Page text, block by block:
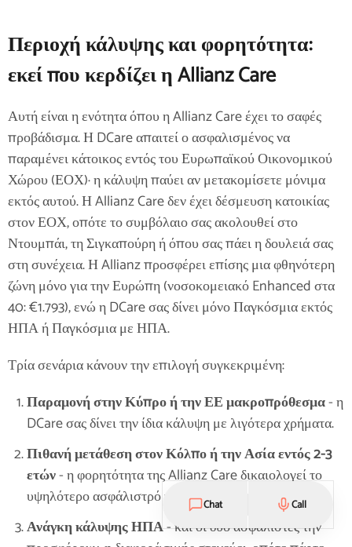
Περιοχή κάλυψης και φορητότητα:
εκεί που κερδίζει η Allianz Care
Αυτή είναι η ενότητα όπου η Allianz Care έχει το σαφές
προβάδισμα. Η DCare απαιτεί ο ασφαλισμένος να
παραμένει κάτοικος εντός του Ευρωπαϊκού Οικονομικού
Χώρου (ΕΟΧ)· η κάλυψη παύει αν μετακομίσετε μόνιμα
εκτός αυτού. Η Allianz Care δεν έχει δέσμευση κατοικίας
στον ΕΟΧ, οπότε το συμβόλαιο σας ακολουθεί στο
Ντουμπάι, τη Σιγκαπούρη ή όπου σας πάει η δουλειά σας
στη συνέχεια. Η Allianz προσφέρει επίσης μια φθηνότερη
ζώνη μόνο για την Ευρώπη (νοσοκομειακό Enhanced στα
40: €1.793), ενώ η DCare σας δίνει μόνο Παγκόσμια εκτός
ΗΠΑ ή Παγκόσμια με ΗΠΑ.
Τρία σενάρια κάνουν την επιλογή συγκεκριμένη:
Παραμονή στην Κύπρο ή την ΕΕ μακροπρόθεσμα- η
DCare σας δίνει την ίδια κάλυψη με λιγότερα χρήματα.
Πιθανή μετάθεση στον Κόλπο ή την Ασία εντός 2-3
ετών- η φορητότητα της Allianz Care δικαιολογεί το
υψηλότερο ασφάλιστρό της.
Ανάγκη κάλυψης ΗΠΑ- και οι δύο ασφαλιστές την
Chat Call